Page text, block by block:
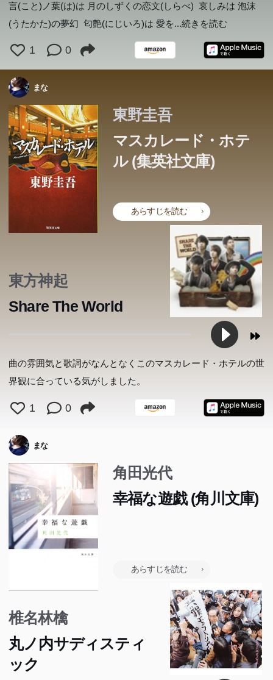
言(こと)ノ葉(は)は 月のしずくの恋文(しらべ) 哀しみは 泡沫
(うたかた)の夢幻 匂艶(にじいろ)は 愛を...続きを読む
1 0
まな
東野圭吾
マスカレード・ホテ
ル (集英社文庫)
あらすじを読む
東方神起
Share The World
曲の雰囲気と歌詞がなんとなくこのマスカレード・ホテルの世
界観に合っている気がしました。
1 0
まな
角田光代
幸福な遊戯 (角川文庫)
あらすじを読む
椎名林檎
丸ノ内サディスティ
ック